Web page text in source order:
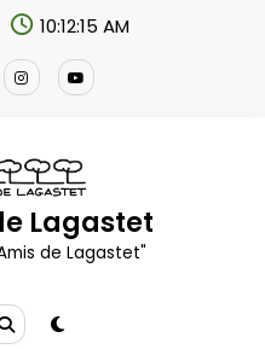
10:12:16 AM
Lagastet
de Lagastet"